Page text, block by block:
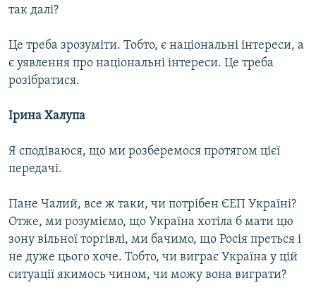
так далі?
Це треба зрозуміти. Тобто, є національні інтереси, а
є уявлення про національні інтереси. Це треба
розібратися.
Ірина Халупа
Я сподіваюся, що ми розберемося протягом цієї
передачі.
Пане Чалий, все ж таки, чи потрібен ЄЕП Україні?
Отже, ми розуміємо, що Україна хотіла б мати цю
зону вільної торгівлі, ми бачимо, що Росія преться і
не дуже цього хоче. Тобто, чи виграє Україна у цій
ситуації якимось чином, чи можу вона виграти?